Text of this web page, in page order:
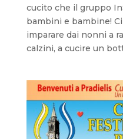
cucito che il gruppo
bambini e bambine!
imparare dai nonni a
calzini, a cucire un